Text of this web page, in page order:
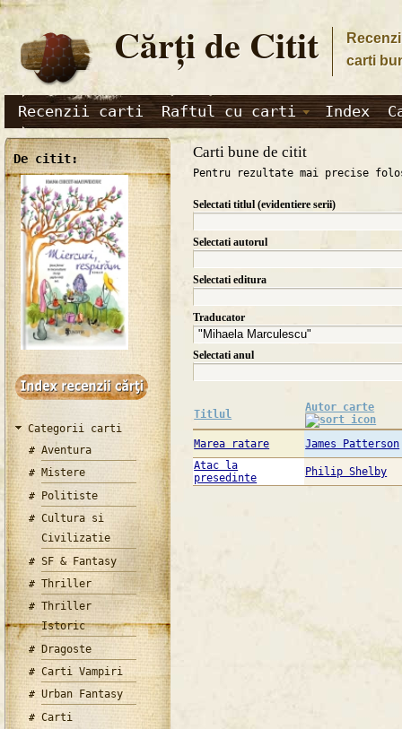
Cărţi de Citit
carti
Recenzii carti Raftul cu carti Index
De citit:
Categorii carti
Aventura
Mistere
Politiste
Cultura si
Civilizatie
SF & Fantasy
Thriller
Thriller
Istoric
Dragoste
Carti Vampiri
Urban Fantasy
Carti
Carti bune de citit
Pentru rezultate mai precise
Selectati titlul (evidentiere serii)
Selectati autorul
Selectati editura
Traducator
Selectati anul
Titlul
Autor carte
Marea ratare
James Patterson
Atac la
presedinte
Philip Shelby